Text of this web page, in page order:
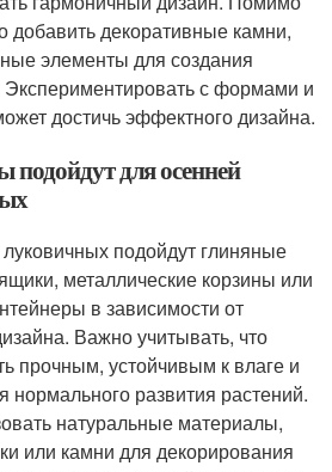
добавить декоративные камни,
элементы для создания
Экспериментировать с формами и
достичь эффектного дизайна.
подойдут для осенней
подойдут глиняные
металлические корзины или
в зависимости от
Важно учитывать, что
прочным, устойчивым к влаге и
развития растений.
натуральные материалы,
или камни для декорирования